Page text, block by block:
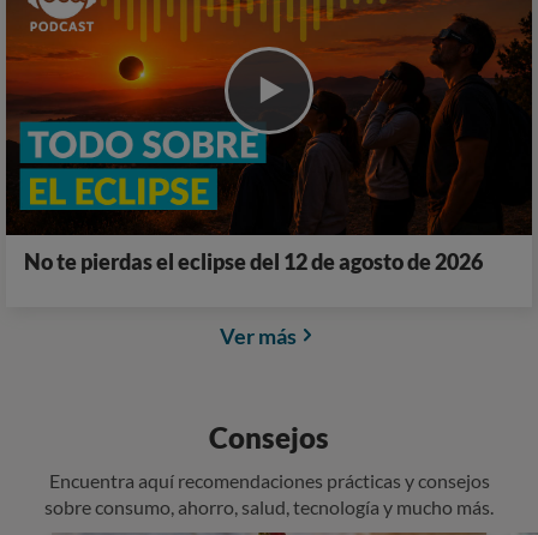
No te pierdas el eclipse del 12 de agosto de 2026
Ver más
Consejos
Encuentra aquí recomendaciones prácticas y consejos
sobre consumo, ahorro, salud, tecnología y mucho más.